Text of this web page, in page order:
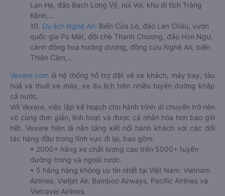
Lan Hạ, đảo Bạch Long Vỹ, núi Voi, khu di tích Tràng
Kênh,...
10. Du lịch Nghệ An: Biển Cửa Lò, đảo Lan Châu, vườn
quốc gia Pù Mát, đồi chè Thanh Chương, đảo Hòn Ngư,
cánh đồng hoa hướng dương, đồng cừu Nghệ An, biển
Thiên Cầm,...
Vexere.com là hệ thống hỗ trợ đặt vé xe khách, máy bay, tàu
hoả và thuê xe máy, xe du lịch trên nhiều tuyến đường khắp
cả nước.
Với Vexere, việc lập kế hoạch cho hành trình di chuyển trở nên
vô cùng đơn giản, linh hoạt và được cá nhân hóa hơn bao giờ
hết. Vexere hiện là nền tảng kết nối hành khách với các đối
tác hàng đầu trong lĩnh vực đi lại, bao gồm:
• 2000+ hãng xe chất lượng cao trên 5000+ tuyến
đường trong và ngoài nước.
• 5 hãng hàng không uy tín nhất tại Việt Nam: Vietnam
Airlines, Vietjet Air, Bamboo Airways, Pacific Airlines và
Vietravel Airlines.